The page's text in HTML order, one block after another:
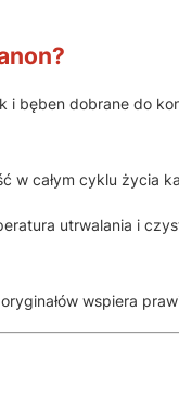
bęben dobrane do
w całym cyklu życia
utrwalania i
wspiera